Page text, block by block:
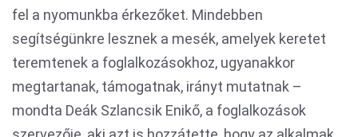
fel a nyomunkba érkezőket. Mindebben
segítségünkre lesznek a mesék, amelyek keretet
teremtenek a foglalkozásokhoz, ugyanakkor
megtartanak, támogatnak, irányt mutatnak –
mondta Deák Szlancsik Enikő, a foglalkozások